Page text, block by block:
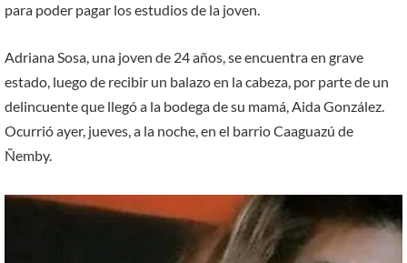
para poder pagar los estudios de la joven.
Adriana Sosa, una joven de 24 años, se encuentra en grave
estado, luego de recibir un balazo en la cabeza, por parte de un
delincuente que llegó a la bodega de su mamá, Aida González.
Ocurrió ayer, jueves, a la noche, en el barrio Caaguazú de
Ñemby.